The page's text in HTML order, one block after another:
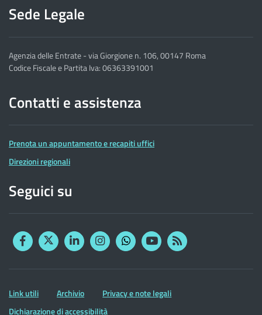
Sede Legale
Agenzia delle Entrate - via Giorgione n. 106, 00147 Roma
Codice Fiscale e Partita Iva: 06363391001
Contatti e assistenza
Prenota un appuntamento e recapiti uffici
Direzioni regionali
Seguici su
FacebookTwitterLinkedinInstagram
YouTubeRSS
Altre
informazioni
Link utili Archivio
Privacy e note legali
Dichiarazione di accessibilità